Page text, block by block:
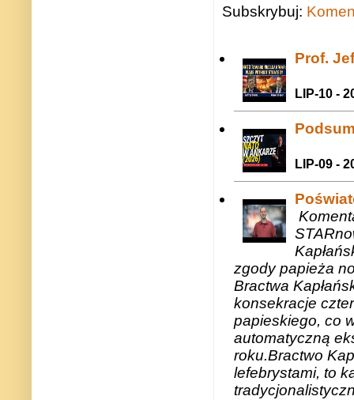
Subskrybuj:
Prof.
LIP-10 -
LIP-09 -
zgody papieża
Bractwa
konsekracje
papieskiego, co
automatyczną
roku.Bractwo
lefebrystami, to